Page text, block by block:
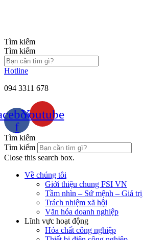
Tìm kiếm
Tìm kiếm
Hotline
094 3311 678
f
Youtube
Tìm kiếm
Tìm kiếm
Close this search box.
Về chúng tôi
Giới thiệu chung FSI VN
Tầm nhìn – Sứ mệnh – Giá
Trách nhiệm xã hội
Văn hóa doanh nghiệp
Lĩnh vực hoạt động
Hóa chất công nghiệp